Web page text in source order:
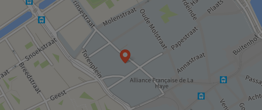
Portfolio
Wat onze klanten zeggen over Peter
Professioneel 26 Vakkundig 22 Deskundig
Ervaren